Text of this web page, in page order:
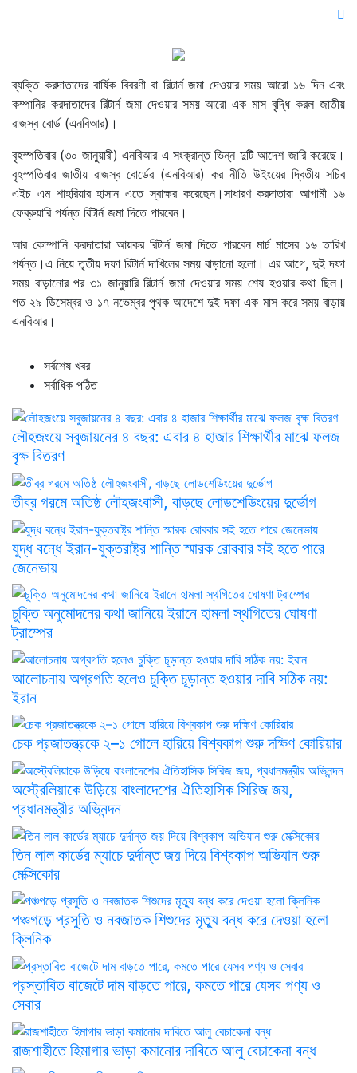
ব্যক্তি করদাতাদের বার্ষিক বিবরণী বা রিটার্ন জমা দেওয়ার সময় আরো ১৬ দিন এবং
কম্পানির করদাতাদের রিটার্ন জমা দেওয়ার সময় আরো এক মাস বৃদ্ধি করল জাতীয়
রাজস্ব বোর্ড (এনবিআর)।
বৃহস্পতিবার (৩০ জানুয়ারী) এনবিআর এ সংক্রান্ত ভিন্ন দুটি আদেশ জারি করেছে।
বৃহস্পতিবার জাতীয় রাজস্ব বোর্ডের (এনবিআর) কর নীতি উইংয়ের দ্বিতীয় সচিব
এইচ এম শাহরিয়ার হাসান এতে স্বাক্ষর করেছেন।সাধারণ করদাতারা আগামী ১৬
ফেব্রুয়ারি পর্যন্ত রিটার্ন জমা দিতে পারবেন।
আর কোম্পানি করদাতারা আয়কর রিটার্ন জমা দিতে পারবেন মার্চ মাসের ১৬ তারিখ
পর্যন্ত।এ নিয়ে তৃতীয় দফা রিটার্ন দাখিলের সময় বাড়ানো হলো। এর আগে, দুই দফা
সময় বাড়ানোর পর ৩১ জানুয়ারি রিটার্ন জমা দেওয়ার সময় শেষ হওয়ার কথা ছিল।
গত ২৯ ডিসেম্বর ও ১৭ নভেম্বর পৃথক আদেশে দুই দফা এক মাস করে সময় বাড়ায়
এনবিআর।
সর্বশেষ খবর
সর্বাধিক পঠিত
লৌহজংয়ে সবুজায়নের ৪ বছর: এবার ৪ হাজার শিক্ষার্থীর মাঝে ফলজ
বৃক্ষ বিতরণ
তীব্র গরমে অতিষ্ঠ লৌহজংবাসী, বাড়ছে লোডশেডিংয়ের দুর্ভোগ
যুদ্ধ বন্ধে ইরান-যুক্তরাষ্ট্র শান্তি স্মারক রোববার সই হতে পারে
জেনেভায়
চুক্তি অনুমোদনের কথা জানিয়ে ইরানে হামলা স্থগিতের ঘোষণা
ট্রাম্পের
আলোচনায় অগ্রগতি হলেও চুক্তি চূড়ান্ত হওয়ার দাবি সঠিক নয়:
ইরান
চেক প্রজাতন্ত্রকে ২–১ গোলে হারিয়ে বিশ্বকাপ শুরু দক্ষিণ কোরিয়ার
অস্ট্রেলিয়াকে উড়িয়ে বাংলাদেশের ঐতিহাসিক সিরিজ জয়,
প্রধানমন্ত্রীর অভিনন্দন
তিন লাল কার্ডের ম্যাচে দুর্দান্ত জয় দিয়ে বিশ্বকাপ অভিযান শুরু
মেক্সিকোর
পঞ্চগড়ে প্রসুতি ও নবজাতক শিশুদের মৃত্যু বন্ধ করে দেওয়া হলো
ক্লিনিক
প্রস্তাবিত বাজেটে দাম বাড়তে পারে, কমতে পারে যেসব পণ্য ও
সেবার
রাজশাহীতে হিমাগার ভাড়া কমানোর দাবিতে আলু বেচাকেনা বন্ধ